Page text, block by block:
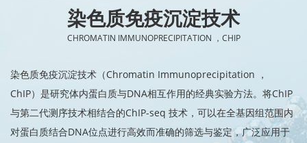
染色质免疫沉淀技术
CHROMATIN IMMUNOPRECIPITATION ，CHIP
染色质免疫沉淀技术（Chromatin Immunoprecipitation ，
ChIP）是研究体内蛋白质与DNA相互作用的经典实验方法。将ChIP
与第二代测序技术相结合的ChIP-seq 技术，可以在全基因组范围内
对蛋白质结合DNA位点进行高效而准确的筛选与鉴定，广泛应用于